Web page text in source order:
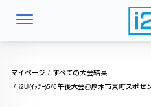
マイページ
すべての大会結果
i2U(ｲｯﾂｰ)5/6午後大会@厚木市東町スポ